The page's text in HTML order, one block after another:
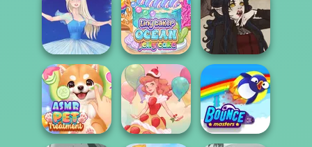
Firebender Zuko
ASMR Girl:
Livestream
Mukbang
Forest Fae
Ice Ballerina
Tiny Baker Ocean
Jelly Cake
Gothic Heroine